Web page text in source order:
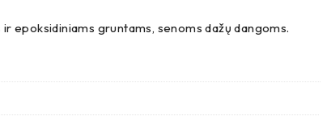
epoksidiniams gruntams, senoms dažų dangoms.